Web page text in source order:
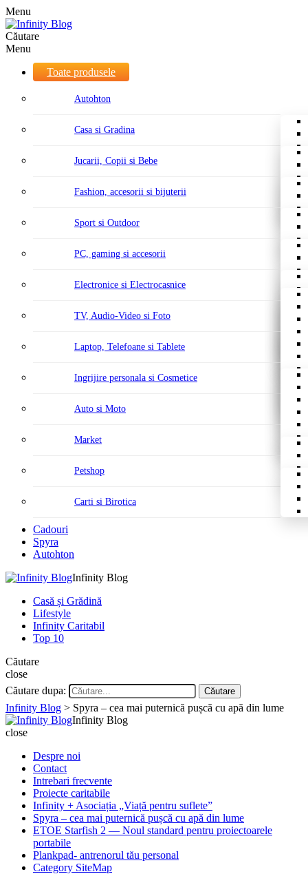
Menu
Căutare
Menu
Toate produsele
Autohton
Casa si Gradina
Jucarii, Copii si Bebe
Fashion, accesorii si bijuterii
Sport si Outdoor
PC, gaming si accesorii
Electronice si Electrocasnice
TV, Audio-Video si Foto
Laptop, Telefoane si Tablete
Ingrijire personala si Cosmetice
Auto si Moto
Market
Petshop
Carti si Birotica
Cadouri
Spyra
Autohton
Infinity Blog
Casă și Grădină
Lifestyle
Infinity Caritabil
Top 10
Căutare
close
Căutare dupa:
Căutare
Infinity Blog > Spyra – cea mai puternică pușcă cu apă din lume
Infinity Blog
close
Despre noi
Contact
Intrebari frecvente
Proiecte caritabile
Infinity + Asociația „Viață pentru suflete”
Spyra – cea mai puternică pușcă cu apă din lume
ETOE Starfish 2 — Noul standard pentru proiectoarele
portabile
Plankpad- antrenorul tău personal
Category SiteMap